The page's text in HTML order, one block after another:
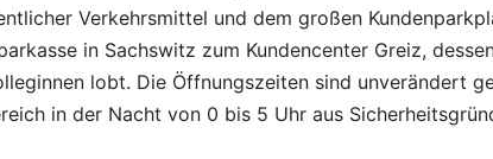
Verkehrsmittel und dem großen
in Sachswitz zum Kundencenter Greiz,
lobt. Die Öffnungszeiten sind unverändert
in der Nacht von 0 bis 5 Uhr aus